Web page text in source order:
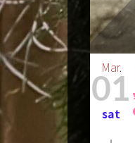
Mar.
01
sat